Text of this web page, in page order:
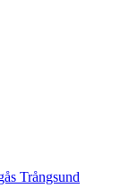
Trångsund